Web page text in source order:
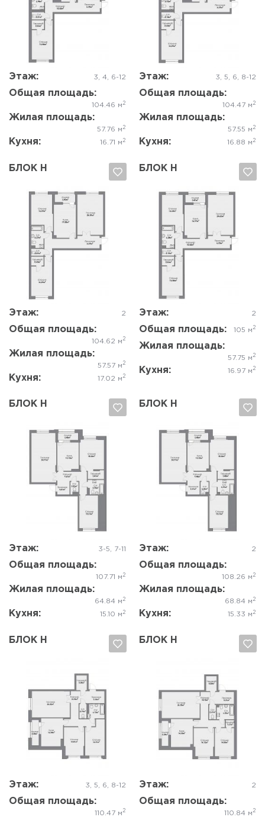
Этаж: 3, 4, 6-12
Общая площадь:
104.46 м 2
Жилая площадь:
57.76 м 2
Кухня: 16.71 м 2
Да, удалить
Этаж: 3, 5, 6, 8-12
Общая площадь:
104.47 м 2
Жилая площадь:
57.55 м 2
Кухня: 16.88 м 2
БЛОК Н
Этаж: 2
Общая площадь:
104.62 м 2
Жилая площадь:
57.57 м 2
Кухня: 17.02 м 2
БЛОК Н
Этаж: 2
Общая площадь: 105 м 2
Жилая площадь:
57.75 м 2
Кухня: 16.97 м 2
Да, удалить
БЛОК Н
Этаж: 3-5, 7-11
Общая площадь:
107.71 м 2
Жилая площадь:
64.84 м 2
Кухня: 15.10 м 2
Отмена
БЛОК Н
Этаж: 2
Общая площадь:
108.26 м 2
Жилая площадь:
68.84 м 2
Кухня: 15.33 м 2
Отмена
БЛОК Н
Этаж: 3, 5, 6, 8-12
Общая площадь:
110.47 м 2
Да, удалить
БЛОК Н
Этаж: 2
Общая площадь:
110.84 м 2
Да, удалить